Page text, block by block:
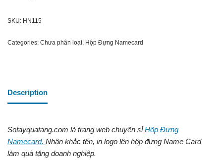
SKU: HN115
Categories: Chưa phân loại Hộp Đựng Namecard
Description
Sotayquatang.com là trang web chuyên sỉHộp Đựng
Namecard. Nhận khắc tên, in logo lên hộp đựng Name Card
làm quà tặng doanh nghiệp.